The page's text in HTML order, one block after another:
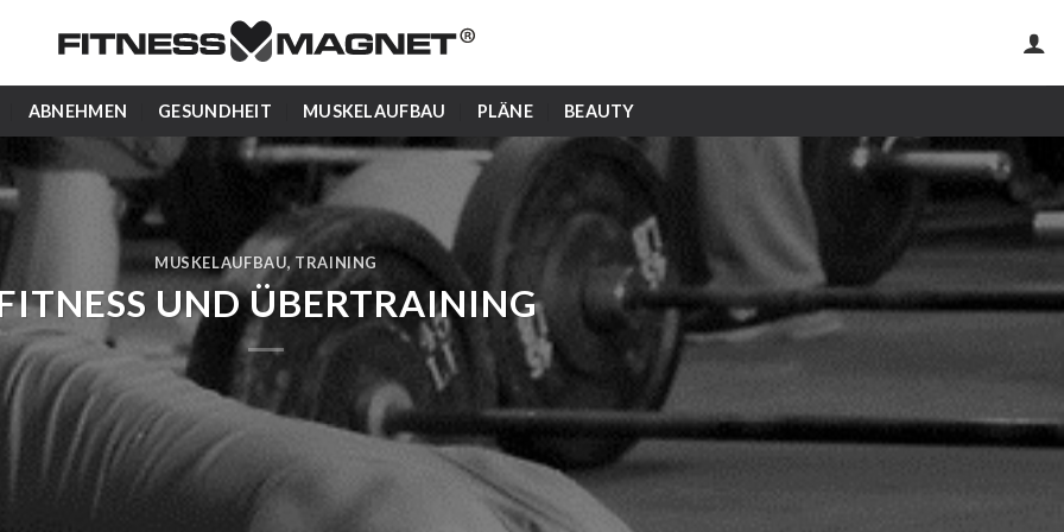
ABNEHMEN GESUNDHEIT MUSKELAUFBAU PLÄNE BEAUTY
MUSKELAUFBAU, TRAINING
UND ÜBERTRAINING